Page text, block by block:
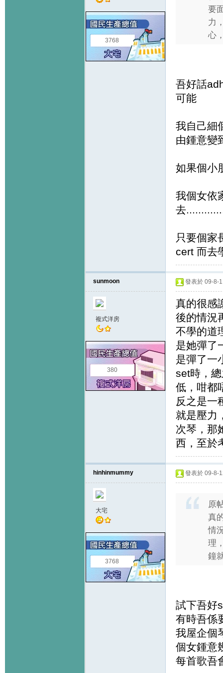
3768
要
力
心
吾好話
可能
我自己細
由鍾意變
如果個小
我個女依
去
只要個家
cert 而去
sunmoon
複式洋房
380
發表於 09-8-
真的很感
後的情況
不學的道
是她彈了
是彈了一
set時，
低，咁都
反之是一
就是壓力
次琴，那
西，至於
hinhinmummy
大宅
3768
發表於 09-8-
原
真
情
理
鐘
試下吾好
有時吾係
我屋企個
個女鍾意
每首歌吾